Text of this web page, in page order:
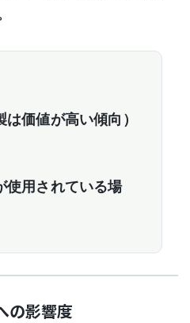
価値が高い傾向）
使用されている場
の影響度